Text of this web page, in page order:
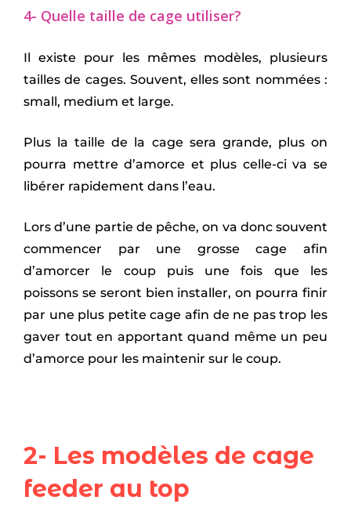
4- Quelle taille de cage utiliser?
Il existe pour les mêmes modèles, plusieurs
tailles de cages. Souvent, elles sont nommées :
small, medium et large.
Plus la taille de la cage sera grande, plus on
pourra mettre d’amorce et plus celle-ci va se
libérer rapidement dans l’eau.
Lors d’une partie de pêche, on va donc souvent
commencer par une grosse cage afin
d’amorcer le coup puis une fois que les
poissons se seront bien installer, on pourra finir
par une plus petite cage afin de ne pas trop les
gaver tout en apportant quand même un peu
d’amorce pour les maintenir sur le coup.
2- Les modèles de cage
feeder au top